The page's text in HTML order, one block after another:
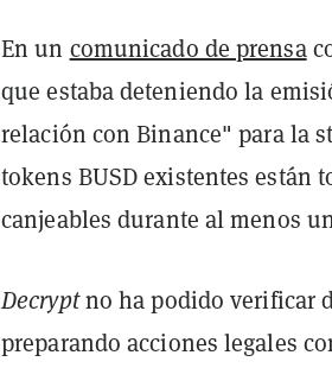
En un comunicado de prensa
que estaba deteniendo la
relación con Binance" para la
tokens BUSD existentes están
canjeables durante al menos
Decryptno ha podido verificar
preparando acciones legales